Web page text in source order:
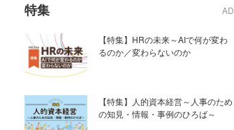
特集 AD
【特集】HRの未来～AIで何が変わ
るのか／変わらないのか
【特集】人的資本経営～人事のため
の知見・情報・事例のひろば～